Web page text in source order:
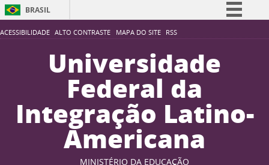
ACESSIBILIDADE ALTO CONTRASTE MAPA DO SITE RSS
BRASIL
Simplifique!
Participe
Acesso à informação
Legislação
Canais
Universidade
Federal da
Integração Latino-
Americana
MINISTÉRIO DA EDUCAÇÃO